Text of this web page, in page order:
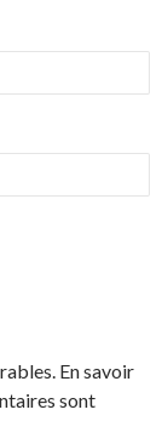
En savoir
sont